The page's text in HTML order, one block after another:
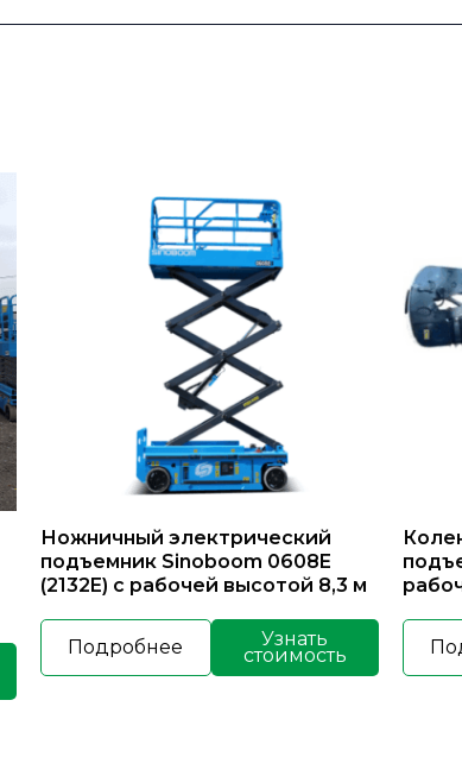
Ножничный электрический
подъемник Sinoboom 0608E
(2132E) с рабочей высотой 8,3 м
Подробнее Узнать
стоимость